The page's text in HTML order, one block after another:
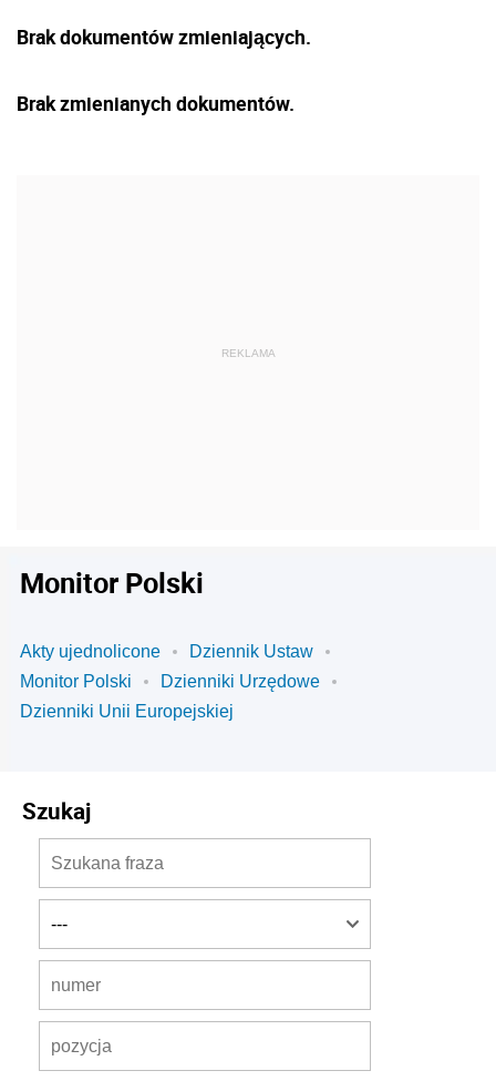
Brak dokumentów zmieniających.
Brak zmienianych dokumentów.
Monitor Polski
Akty ujednolicone
Dziennik Ustaw
Monitor Polski
Dzienniki Urzędowe
Dzienniki Unii Europejskiej
Szukaj